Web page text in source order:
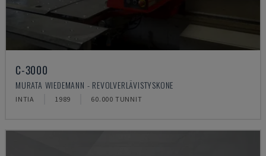
C-3000
MURATA WIEDEMANN - REVOLVERLÄVISTYSKONE
INTIA 1989 60.000 TUNNIT